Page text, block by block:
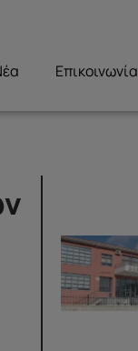
Επικοινωνία